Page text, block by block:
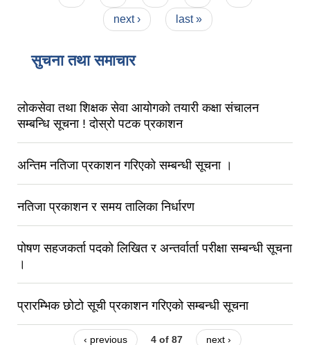
next ›
last »
सुचना तथा समाचार
लोकसेवा तथा शिक्षक सेवा आयोगको तयारी कक्षा संचालन
सम्बन्धि सूचना ! दोस्रो पटक प्रकाशन
अन्तिम नतिजा प्रकाशन गरिएको सम्बन्धी सूचना ।
नतिजा प्रकाशन र समय तालिका निर्धारण
पोषण सहजकर्ता पदको लिखित र अन्तर्वार्ता परीक्षा सम्बन्धी सूचना
।
प्रारम्भिक छोटो सूची प्रकाशन गरिएको सम्बन्धी सूचना
‹ previous 4 of 87 next ›